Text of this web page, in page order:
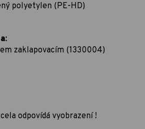
polyetylen (PE-HD)
zaklapovacím (1330004)
odpovídá vyobrazení !